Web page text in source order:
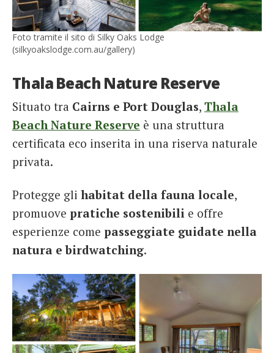
Foto tramite il sito di Silky Oaks Lodge
(silkyoakslodge.com.au/gallery)
Thala Beach Nature Reserve
Situato tra Cairns e Port Douglas, Thala
Beach Nature Reserve è una struttura
certificata eco inserita in una riserva naturale
privata.
Protegge gli habitat della fauna locale,
promuove pratiche sostenibili e offre
esperienze come passeggiate guidate nella
natura e birdwatching.